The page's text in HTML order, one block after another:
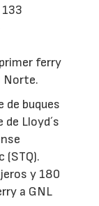
ferry
Norte.
de buques
Lloyd´s
(STQ).
y 180
a GNL